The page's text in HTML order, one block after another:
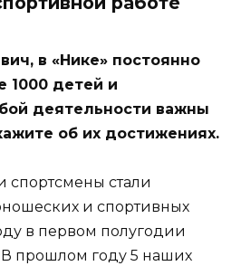
в «Нике» постоянно
1000 детей и
деятельности важны
об их достижениях.
стали
и спортивных
в первом полугодии
В прошлом году 5 наших